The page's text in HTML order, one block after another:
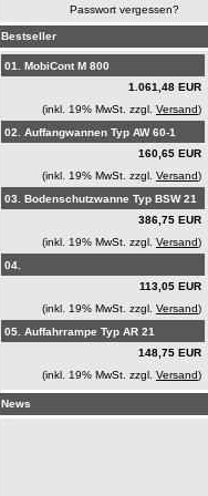
Passwort vergessen?
Bestseller
01. MobiCont M 800
1.061,48 EUR
(inkl. 19% MwSt. zzgl. Versand)
02. Auffangwannen Typ AW 60-1
160,65 EUR
(inkl. 19% MwSt. zzgl. Versand)
03. Bodenschutzwanne Typ BSW 21
386,75 EUR
(inkl. 19% MwSt. zzgl. Versand)
04.
113,05 EUR
(inkl. 19% MwSt. zzgl. Versand)
05. Auffahrrampe Typ AR 21
148,75 EUR
(inkl. 19% MwSt. zzgl. Versand)
News